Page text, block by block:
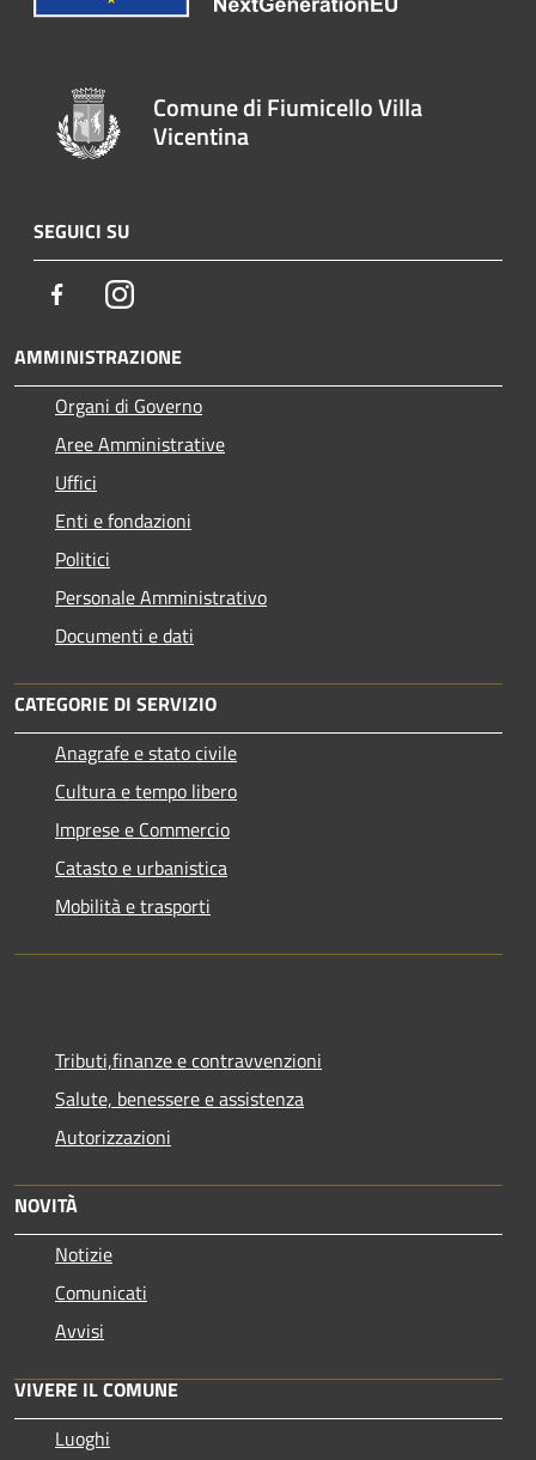
Comune di Fiumicello Villa
Vicentina
SEGUICI SU
FacebookInstagram
AMMINISTRAZIONE
Organi di Governo
Aree Amministrative
Uffici
Enti e fondazioni
Politici
Personale Amministrativo
Documenti e dati
CATEGORIE DI SERVIZIO
Anagrafe e stato civile
Cultura e tempo libero
Imprese e Commercio
Catasto e urbanistica
Mobilità e trasporti
Tributi,finanze e contravvenzioni
Salute, benessere e assistenza
Autorizzazioni
NOVITÀ
Notizie
Comunicati
Avvisi
VIVERE IL COMUNE
Luoghi